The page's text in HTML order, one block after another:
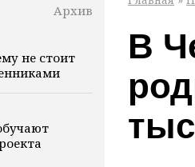
Архив
не стоит
В